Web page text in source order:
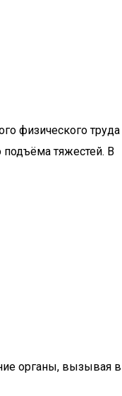
физического труда
подъёма тяжестей. В
органы, вызывая в